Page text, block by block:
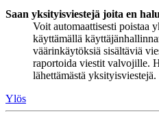
Saan yksityisviestejä joita en
Voit automaattisesti poistaa
käyttämällä
väärinkäytöksiä sisältäviä
raportoida viestit valvojille.
lähettämästä yksityisviestejä.
Ylös